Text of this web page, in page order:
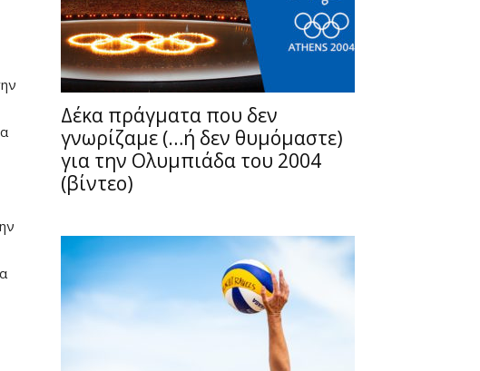
Δέκα πράγματα που δεν
γνωρίζαμε (…ή δεν θυμόμαστε)
για την Ολυμπιάδα του 2004
(βίντεο)